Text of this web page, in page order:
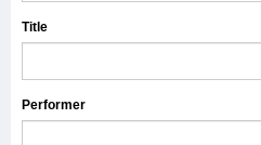
Title
Performer